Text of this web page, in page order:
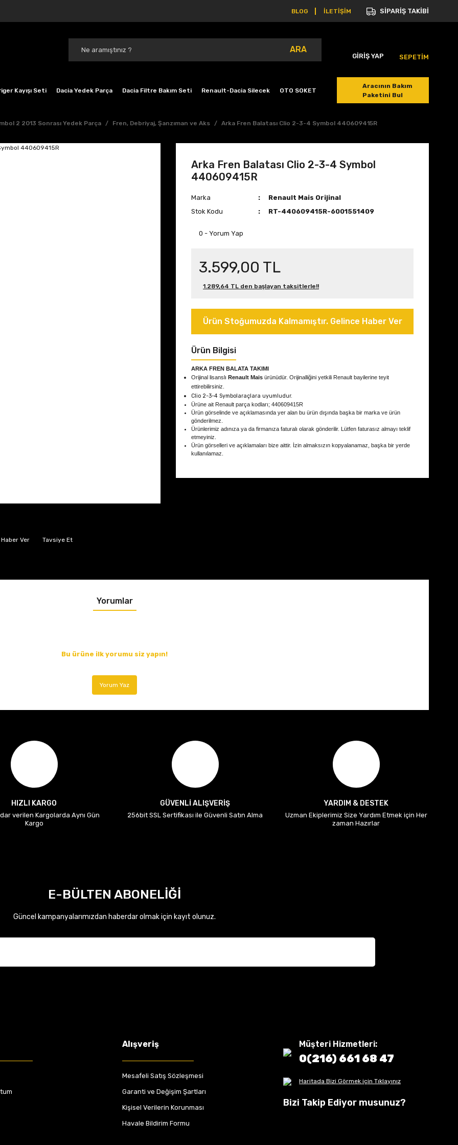
BLOG İLETİŞİM SİPARİŞ TAKİBİ
ARA
GİRİŞ YAP SEPETİM
Kayışı Seti Dacia Yedek Parça Dacia Filtre Bakım Seti Renault-Dacia Silecek OTO SOKET
Aracının Bakım
Paketini Bul
2 2013 Sonrası Yedek Parça Fren, Debriyaj, Şanzıman ve Aks Arka Fren Balatası Clio 2-3-4 Symbol 440609415R
Ver Tavsiye Et
Arka Fren Balatası Clio 2-3-4 Symbol
440609415R
Marka
Renault Mais Orijinal
Stok Kodu
RT-440609415R-6001551409
0 - Yorum Yap
3.599,00 TL
1.289,64 TL den başlayan taksitlerle!!
Ürün Stoğumuzda Kalmamıştır. Gelince Haber Ver
Ürün Bilgisi
ARKA FREN BALATA TAKIMI
Orijinal lisanslı Renault Mais ürünüdür. Orijinalliğini yetkili Renault bayilerine teyit
ettirebilirsiniz.
Clio 2-3-4 Symbolaraçlara uyumludur.
Ürüne ait Renault parça kodları; 440609415R
Ürün görselinde ve açıklamasında yer alan bu ürün dışında başka bir marka ve ürün
gönderilmez.
Ürünlerimiz adınıza ya da firmanıza faturalı olarak gönderilir. Lütfen faturasız almayı teklif
etmeyiniz.
Ürün görselleri ve açıklamaları bize aittir. İzin almaksızın kopyalanamaz, başka bir yerde
kullanılamaz.
Yorumlar
Bu ürüne ilk yorumu siz yapın!
Yorum Yaz
HIZLI KARGO
verilen Kargolarda Aynı Gün
Kargo
GÜVENLİ ALIŞVERİŞ
256bit SSL Sertifikası ile Güvenli Satın Alma
YARDIM & DESTEK
Uzman Ekiplerimiz Size Yardım Etmek için Her
zaman Hazırlar
E-BÜLTEN ABONELİĞİ
Güncel kampanyalarımızdan haberdar olmak için kayıt olunuz.
Alışveriş
Mesafeli Satış Sözleşmesi
Garanti ve Değişim Şartları
Kişisel Verilerin Korunması
Havale Bildirim Formu
Müşteri Hizmetleri:
0(216) 661 68 47
Haritada Bizi Görmek için Tıklayınız
Bizi Takip Ediyor musunuz?